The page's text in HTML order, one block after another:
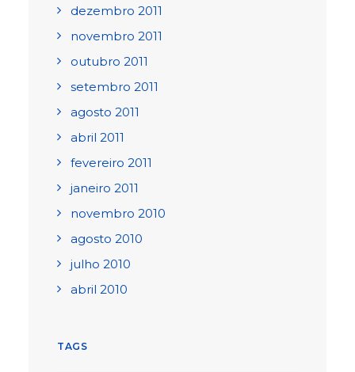
dezembro 2011
novembro 2011
outubro 2011
setembro 2011
agosto 2011
abril 2011
fevereiro 2011
janeiro 2011
novembro 2010
agosto 2010
julho 2010
abril 2010
TAGS